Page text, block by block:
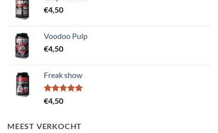
€4,50
Voodoo Pulp
€4,50
Freak show
Gewaardeerd
5.00
€4,50
MEEST VERKOCHT